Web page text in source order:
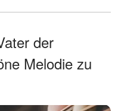
der
Melodie zu